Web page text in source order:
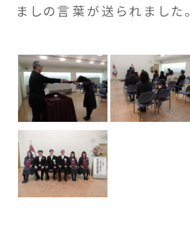
ましの言葉が送られました。